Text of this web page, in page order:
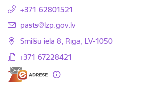
+371 62801521
E-pasts:
pasts@lzp.gov.lv
Smilšu iela 8, Rīga, LV-1050
+371 67228421